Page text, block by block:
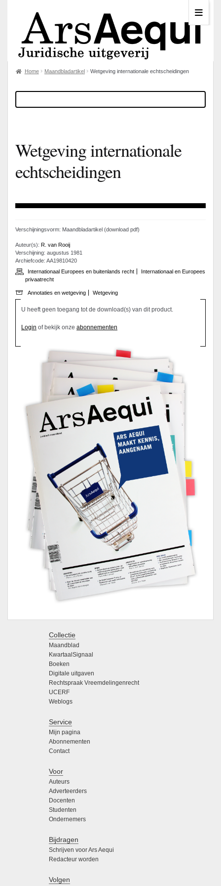
Home Maandbladartikel Wetgeving internationale echtscheidingen
Wetgeving internationale
echtscheidingen
Verschijningsvorm: Maandbladartikel (download pdf)
Auteur(s): R. van Rooij
Verschijning: augustus 1981
Archiefcode: AA19810420
Internationaal Europees en buitenlands recht
Internationaal en Europees
privaatrecht
Annotaties en wetgeving Wetgeving
U heeft geen toegang tot de download(s) van dit product.
Login of bekijk onze abonnementen
Collectie
Maandblad
KwartaalSignaal
Boeken
Digitale uitgaven
Rechtspraak Vreemdelingenrecht
UCERF
Weblogs
Service
Mijn pagina
Abonnementen
Contact
Voor
Auteurs
Adverteerders
Docenten
Studenten
Ondernemers
Bijdragen
Schrijven voor Ars Aequi
Redacteur worden
Volgen